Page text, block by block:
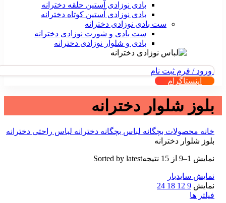
بادی نوزادی آستین حلقه دخترانه
بادی نوزادی آستین کوتاه دخترانه
ست بادی نوزادی دخترانه
ست بادی و شورت نوزادی دخترانه
بادی و شلوار نوزادی دخترانه
ورود / فرم ثبت نام
اینستاگرام
بلوز شلوار دخترانه
خانه محصولات بچگانه لباس بچگانه دخترانه لباس راحتی دخترانه
بلوز شلوار دخترانه
نمایش 1–9 از 15 نتیجه Sorted by latest
نمایش سایدبار
نمایش 9
12
18
24
فیلتر ها